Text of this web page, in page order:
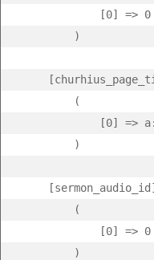
            [0] => 0
        )
        (
[0] =>
        )
        (
            [0] => 0
        )